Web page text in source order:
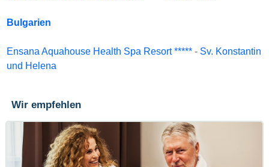
Bulgarien
Ensana Aquahouse Health Spa Resort ***** - Sv. Konstantin
und Helena
Wir empfehlen